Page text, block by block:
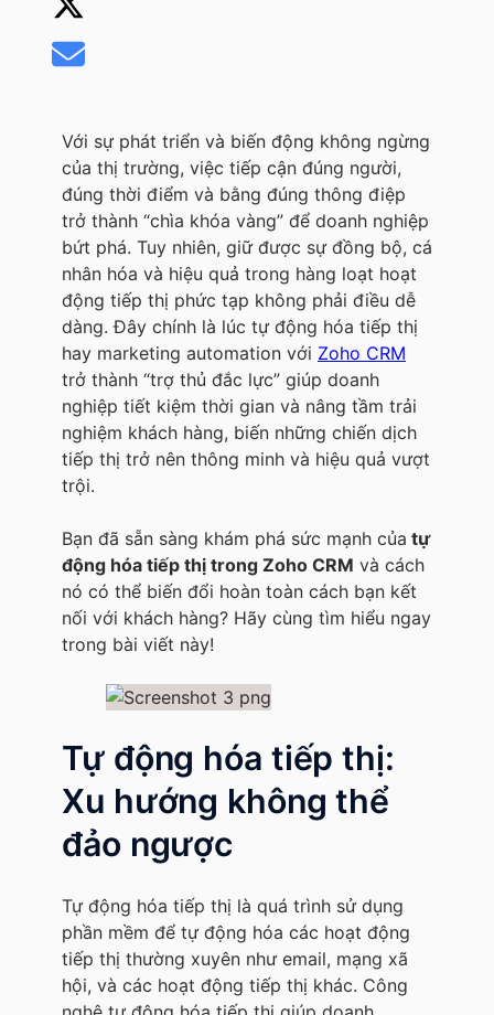
Với sự phát triển và biến động không ngừng
của thị trường, việc tiếp cận đúng người,
đúng thời điểm và bằng đúng thông điệp
trở thành “chìa khóa vàng” để doanh nghiệp
bứt phá. Tuy nhiên, giữ được sự đồng bộ, cá
nhân hóa và hiệu quả trong hàng loạt hoạt
động tiếp thị phức tạp không phải điều dễ
dàng. Đây chính là lúc tự động hóa tiếp thị
hay marketing automation với Zoho CRM
trở thành “trợ thủ đắc lực” giúp doanh
nghiệp tiết kiệm thời gian và nâng tầm trải
nghiệm khách hàng, biến những chiến dịch
tiếp thị trở nên thông minh và hiệu quả vượt
trội.
Bạn đã sẵn sàng khám phá sức mạnh của tự
động hóa tiếp thị trong Zoho CRM và cách
nó có thể biến đổi hoàn toàn cách bạn kết
nối với khách hàng? Hãy cùng tìm hiểu ngay
trong bài viết này!
Tự động hóa tiếp thị:
Xu hướng không thể
đảo ngược
Tự động hóa tiếp thị là quá trình sử dụng
phần mềm để tự động hóa các hoạt động
tiếp thị thường xuyên như email, mạng xã
hội, và các hoạt động tiếp thị khác. Công